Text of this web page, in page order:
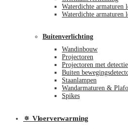
Waterdichte armaturen
Waterdichte armaturen
Buitenverlichting
Wandinbouw
Projectoren
Projectoren met detectie
Buiten
Staanlampen
Wandarmaturen &
Spikes
🔅 Vloerverwarming